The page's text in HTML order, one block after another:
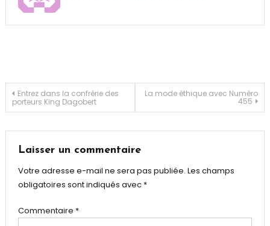
Navigation
l’article
Entrez dans la confrérie des
porteurs King Dagobert
La mode éthique avec Numéro
455
Laisser un commentaire
Votre adresse e-mail ne sera pas publiée. Les champs
obligatoires sont indiqués avec *
Commentaire *